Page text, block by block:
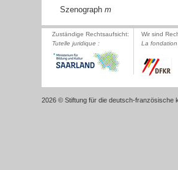
Szenograph m
Zuständige Rechtsaufsicht:
Tutelle juridique :
Wir sind
La
2026 © Stiftung für die deutsch-französische